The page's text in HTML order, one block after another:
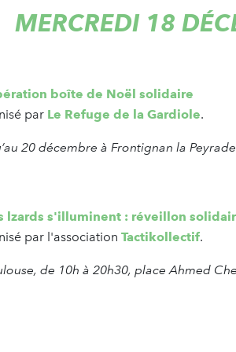
MERCREDI 18
boîte de Noël solidaire
par Le Refuge de la Gardiole.
20 décembre à Frontignan la
lzards s'illuminent : réveillon
par l'association Tactikollectif.
de 10h à 20h30, place Ahmed